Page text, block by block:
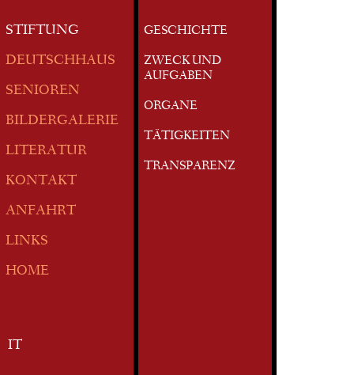
STIFTUNG
DEUTSCHHAUS
SENIOREN
BILDERGALERIE
LITERATUR
KONTAKT
ANFAHRT
LINKS
HOME
IT
GESCHICHTE
ZWECK UND
AUFGABEN
ORGANE
TÄTIGKEITEN
TRANSPARENZ